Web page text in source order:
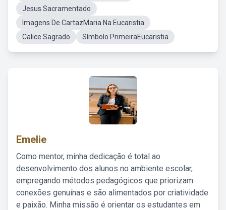
Jesus Sacramentado
Imagens De CartazMaria Na Eucaristia
Calice Sagrado
Símbolo PrimeiraEucaristia
Emelie
Como mentor, minha dedicação é total ao
desenvolvimento dos alunos no ambiente escolar,
empregando métodos pedagógicos que priorizam
conexões genuínas e são alimentados por criatividade
e paixão. Minha missão é orientar os estudantes em